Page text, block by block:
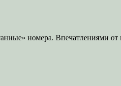
номера. Впечатлениями от